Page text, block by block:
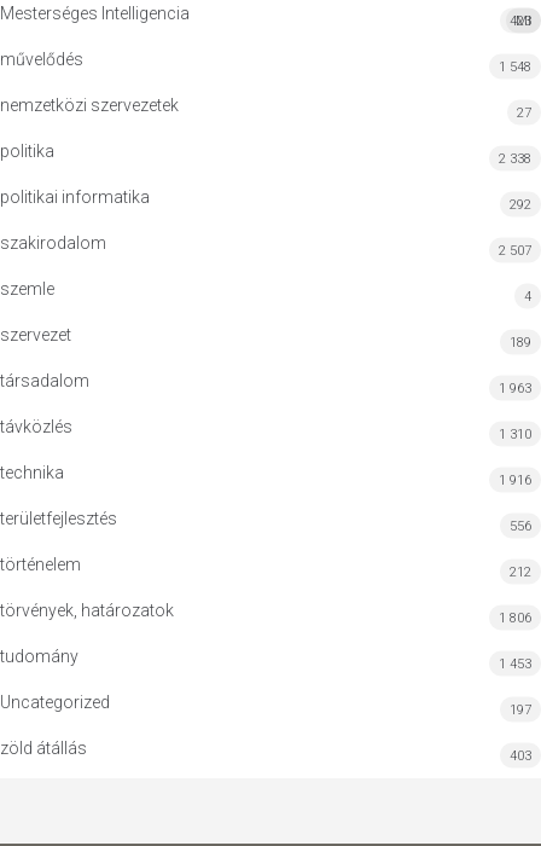
Mesterséges Intelligencia MI
423
művelődés 1 548
nemzetközi szervezetek 27
politika 2 338
politikai informatika 292
szakirodalom 2 507
szemle 4
szervezet 189
társadalom 1 963
távközlés 1 310
technika 1 916
területfejlesztés 556
történelem 212
törvények, határozatok 1 806
tudomány 1 453
Uncategorized 197
zöld átállás 403